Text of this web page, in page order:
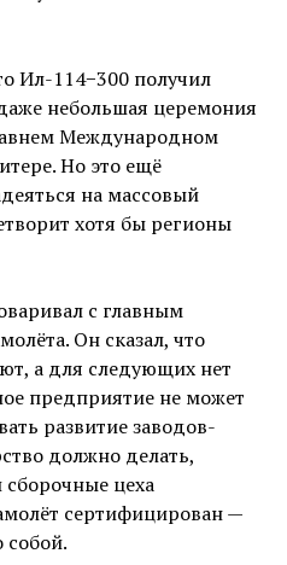
Ил-114−300 получил
небольшая церемония
Международном
Но это ещё
на массовый
хотя бы регионы
с главным
Он сказал, что
а для следующих нет
предприятие не может
развитие заводов-
должно делать,
цеха
сертифицирован —
собой.